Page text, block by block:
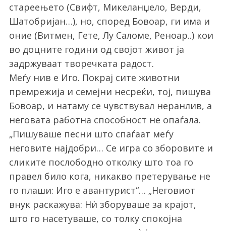
стареењето (Свифт, Микеланџело, Верди,
Шатобријан…), но, според Бовоар, ги има и
оние (Витмен, Гете, Лу Саломе, Реноар..) кои
во доцните години од својот живот ја
задржуваат творечката радост.
Меѓу нив е Иго. Покрај сите животни
премрежија и семејни несреќи, тој, пишува
Бовоар, и натаму се чувствувал неранлив, а
неговата работна способност не опаѓала.
„Пишуваше песни што спаѓаат меѓу
неговите најдобри… Се игра со зборовите и
сликите послободно отколку што тоа го
правел било кога, никакво претерување не
го плаши: Иго е авантурист“… „Неговиот
внук раскажува: Нѝ зборуваше за крајот,
што го насетуваше, со толку спокојна